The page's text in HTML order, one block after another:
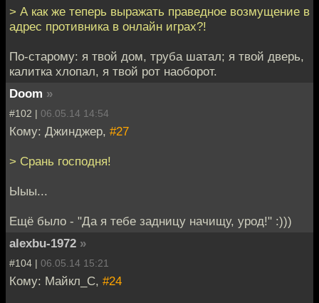
> А как же теперь выражать праведное возмущение в
адрес противника в онлайн играх?!
По-старому: я твой дом, труба шатал; я твой дверь,
калитка хлопал, я твой рот наоборот.
Doom »
#102 | 06.05.14 14:54
Кому: Джинджер, #27
> Срань господня!
Ыыы...
Ещё было - "Да я тебе задницу начищу, урод!" :)))
alexbu-1972 »
#104 | 06.05.14 15:21
Кому: Майкл_С, #24